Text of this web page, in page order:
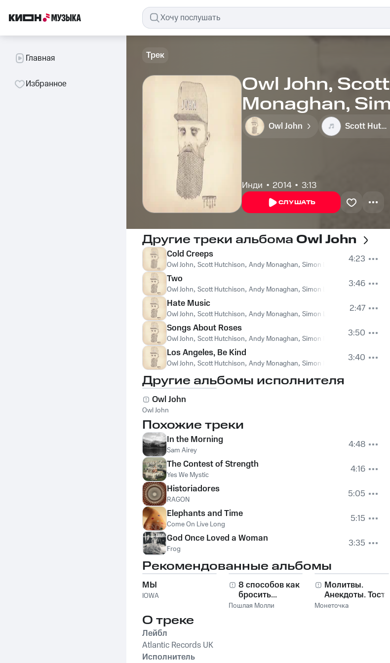
Главная
Избранное
Трек
Owl John,
Monaghan,
Silence
Owl John Scott Hutchison
Инди 2014 3:13
СЛУШАТЬ
Другие треки альбома Owl John
Cold Creeps
Owl John, Scott Hutchison, Andy Monaghan, Simon Liddell
4:23
Two
Owl John, Scott Hutchison, Andy Monaghan, Simon Liddell
3:46
Hate Music
Owl John, Scott Hutchison, Andy Monaghan, Simon Liddell
2:47
Songs About Roses
Owl John, Scott Hutchison, Andy Monaghan, Simon Liddell
3:50
Los Angeles, Be Kind
Owl John, Scott Hutchison, Andy Monaghan, Simon Liddell 3:40
Другие альбомы исполнителя
Owl John
Owl John
Похожие треки
In the Morning
Sam Airey
4:48
The Contest of Strength
Yes We Mystic
4:16
Historiadores
RAGON
5:05
Elephants and Time
Come On Live Long
5:15
God Once Loved a Woman
Frog 3:35
Рекомендованные альбомы
МЫ
IOWA
8 способов как
бросить...
Пошлая Молли
Молитвы.
Анекдоты. Тосты.
Монеточка
О треке
Лейбл
Atlantic Records UK
Исполнитель